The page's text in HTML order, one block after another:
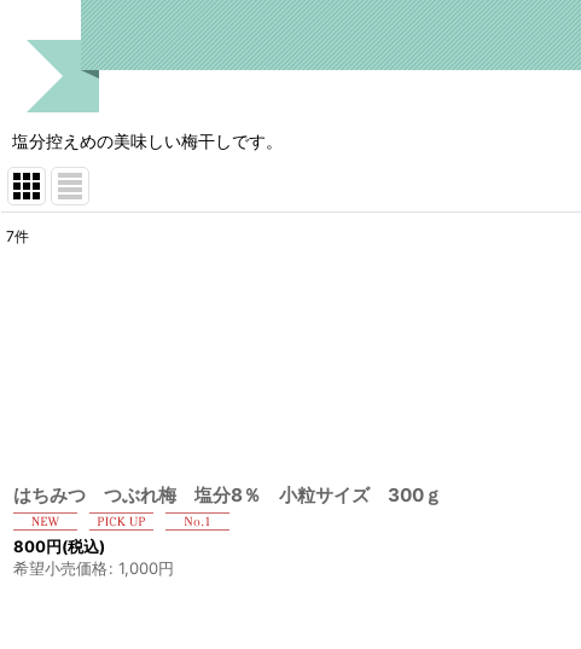
塩分控えめの美味しい梅干しです。
7件
はちみつ つぶれ梅 塩分8％ 小粒サイズ 300ｇ
800円(税込)
希望小売価格: 1,000円